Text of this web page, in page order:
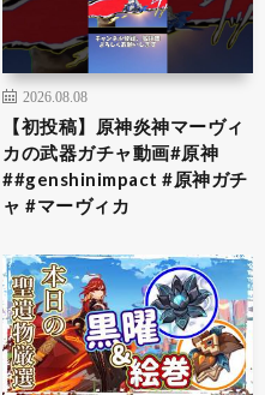
2026.08.08
【初投稿】原神炎神マーヴィ
カの武器ガチャ動画#原神
##genshinimpact #原神ガチ
ャ #マーヴィカ